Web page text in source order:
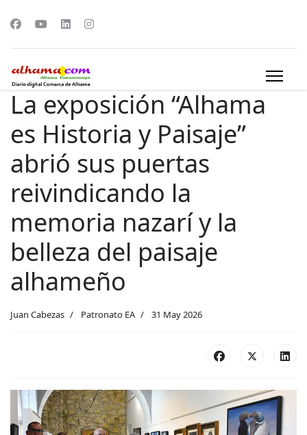
La exposición “Alhama
es Historia y Paisaje”
abrió sus puertas
reivindicando la
memoria nazarí y la
belleza del paisaje
alhameño
Juan Cabezas Patronato EA 31 May 2026